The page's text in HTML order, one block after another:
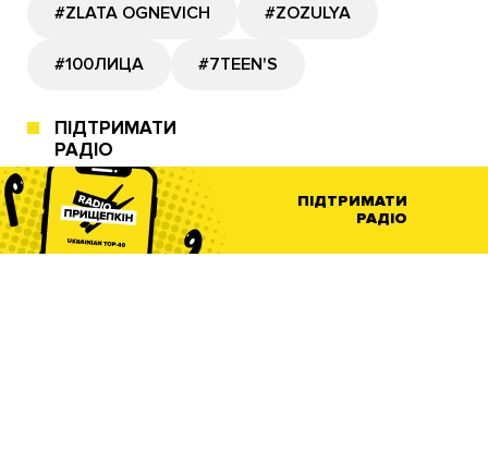
#ZLATA OGNEVICH #ZOZULYA
#100ЛИЦА #7TEEN'S
ПІДТРИМАТИ
РАДІО
ПІДТРИМАТИ
РАДІО